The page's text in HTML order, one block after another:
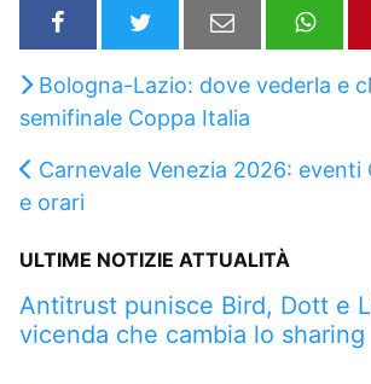
Bologna-Lazio: dove vederla e
semifinale Coppa Italia
Carnevale Venezia 2026: eventi
e orari
ULTIME NOTIZIE ATTUALITÀ
Antitrust punisce Bird, Dott e
vicenda che cambia lo sharing